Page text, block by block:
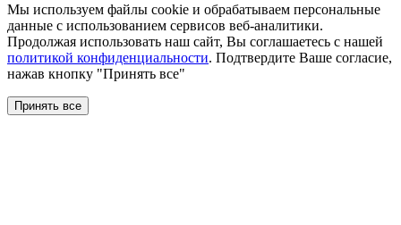
Мы используем файлы сookie и обрабатываем персональные
данные с использованием сервисов веб-аналитики.
Продолжая использовать наш сайт, Вы соглашаетесь с нашей
политикой конфиденциальности. Подтвердите Ваше согласие,
нажав кнопку "Принять все"
Принять все